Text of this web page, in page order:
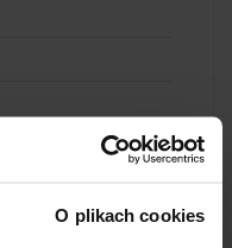
O plikach cookies